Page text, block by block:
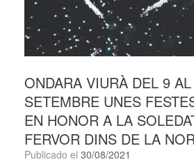
ONDARA VIURÀ DEL 9
SETEMBRE UNES
EN HONOR A LA
FERVOR DINS DE LA
Publicado el 30/08/2021